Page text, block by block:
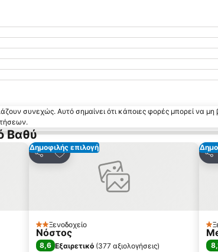
συνεχώς. Αυτό σημαίνει ότι κάποιες φορές μπορεί να μη
Βαθύ
Δημοφιλής επιλογή
Κοινοποίηση
Προσθήκη στα αγαπημένα
2 Αστέρια
Ξενοδοχείο
Νόστος
8,6 Εξαιρετικό (377 αξιολογήσεις)
1